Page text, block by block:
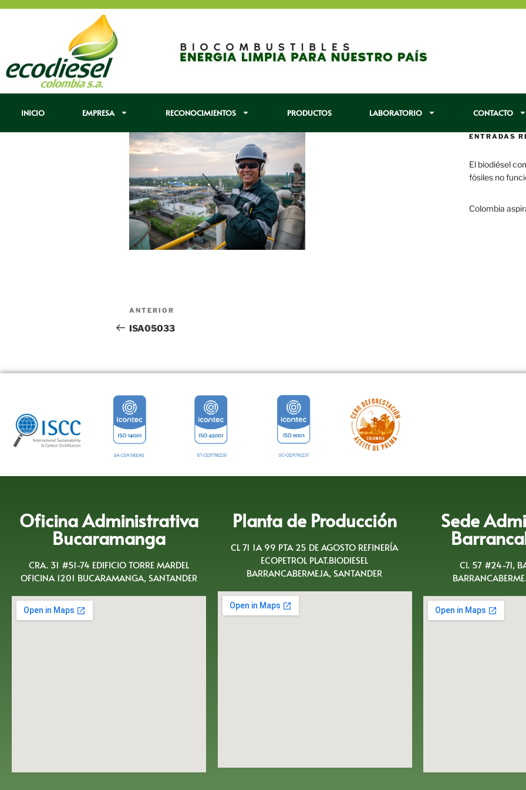
INICIO EMPRESA RECONOCIMIENTOS PRODUCTOS LABORATORIO CONTACTO
ANTERIOR
ISA05033
ENTRADAS
El biodiésel
fósiles no
Colombia
Oficina Administrativa
Bucaramanga
CRA. 31 #51-74 EDIFICIO TORRE MARDEL
OFICINA 1201 BUCARAMANGA, SANTANDER
Planta de Producción
CL 71 1A 99 PTA 25 DE AGOSTO REFINERÍA
ECOPETROL PLAT.BIODIESEL
BARRANCABERMEJA, SANTANDER
Sede
Cl. 57 #24-71,